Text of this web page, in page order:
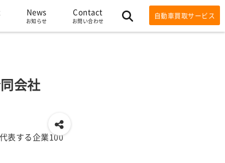
News
お知らせ
Contact
お問い合わせ
自動車買取サービス
会社
表する企業100